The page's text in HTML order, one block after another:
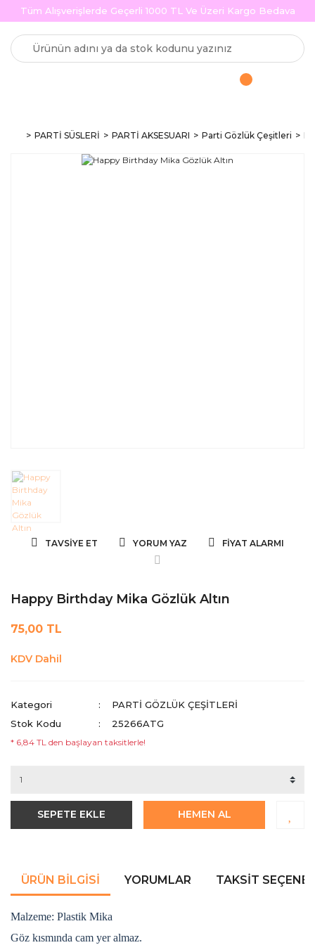
Tüm Alışverişlerde Geçerli 1000 TL Ve Üzeri Kargo Bedava
PARTİ SÜSLERİ PARTİ AKSESUARI Parti Gözlük Çeşitleri
TAVSIYE ET YORUM YAZ FIYAT ALARMI
Happy Birthday Mika Gözlük Altın
75,00 TL
KDV Dahil
Kategori
PARTI GÖZLÜK ÇEŞITLERI
Stok Kodu
25266ATG
* 6,84 TL den başlayan taksitlerle!
SEPETE EKLE HEMEN AL
ÜRÜN BILGISI YORUMLAR TAKSIT
Malzeme: Plastik Mika
Göz kısmında cam yer almaz.